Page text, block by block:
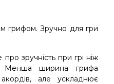
грифом. Зручно для гри
зручність при грі ніж
Менша ширина грифа
але ускладнює